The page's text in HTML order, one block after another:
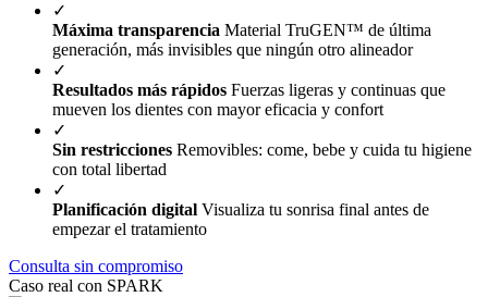
✓
Máxima transparencia Material TruGEN™ de última
generación, más invisibles que ningún otro alineador
✓
Resultados más rápidos Fuerzas ligeras y continuas que
mueven los dientes con mayor eficacia y confort
✓
Sin restricciones Removibles: come, bebe y cuida tu higiene
con total libertad
✓
Planificación digital Visualiza tu sonrisa final antes de
empezar el tratamiento
Consulta sin compromiso
Caso real con SPARK